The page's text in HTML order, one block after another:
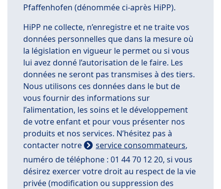
Pfaffenhofen (dénommée ci-après HiPP).
HiPP ne collecte, n’enregistre et ne traite vos
données personnelles que dans la mesure où
la législation en vigueur le permet ou si vous
lui avez donné l’autorisation de le faire. Les
données ne seront pas transmises à des tiers.
Nous utilisons ces données dans le but de
vous fournir des informations sur
l’alimentation, les soins et le développement
de votre enfant et pour vous présenter nos
produits et nos services. N’hésitez pas à
contacter notre
service consommateurs,
numéro de téléphone : 01 44 70 12 20, si vous
désirez exercer votre droit au respect de la vie
privée (modification ou suppression des